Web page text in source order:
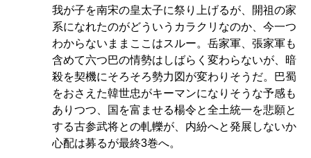
我が子を南宋の皇太子に祭り上げるが、開祖の家
系になれたのがどういうカラクリなのか、今一つ
わからないままここはスルー。岳家軍、張家軍も
含めて六つ巴の情勢はしばらく変わらないが、暗
殺を契機にそろそろ勢力図が変わりそうだ。巴蜀
をおさえた韓世忠がキーマンになりそうな予感も
ありつつ、国を富ませる楊令と全土統一を悲願と
する古参武将との軋轢が、内紛へと発展しないか
心配は募るが最終3巻へ。